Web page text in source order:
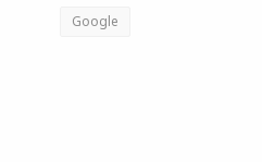
Google